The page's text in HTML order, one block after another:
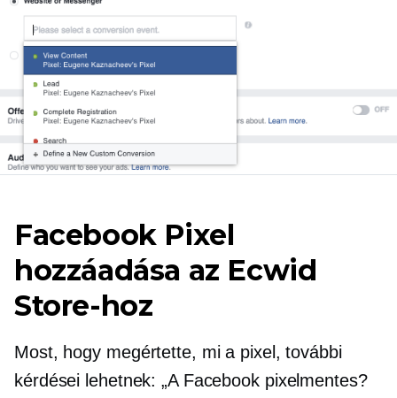
Facebook Pixel
hozzáadása az Ecwid
Store-hoz
Most, hogy megértette, mi a pixel, további
kérdései lehetnek: „A Facebook pixelmentes?